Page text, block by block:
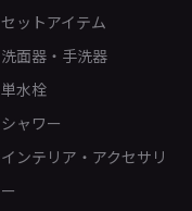
セットアイテム
洗面器・手洗器
単水栓
シャワー
インテリア・アクセサリ
ー